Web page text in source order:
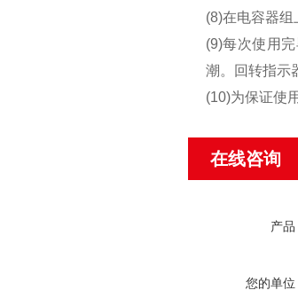
(8)在电容器组
(9)每次使用
潮。回转指示
(10)为保证使
在线咨询
产品
您的单位